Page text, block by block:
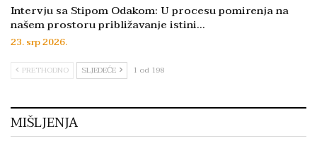
Intervju sa Stipom Odakom: U procesu pomirenja na
našem prostoru približavanje istini…
23. srp 2026.
PRETHODNO SLJEDEĆE 1 od 198
MIŠLJENJA